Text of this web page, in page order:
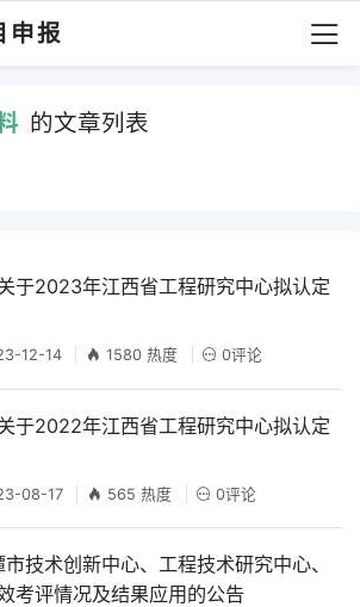
申报
的文章列表
于2023年江西省工程研究中心拟认定
12-14 1580 热度 0评论
于2022年江西省工程研究中心拟认定
08-17 565 热度 0评论
技术创新中心、工程技术研究中心、
考评情况及结果应用的公告